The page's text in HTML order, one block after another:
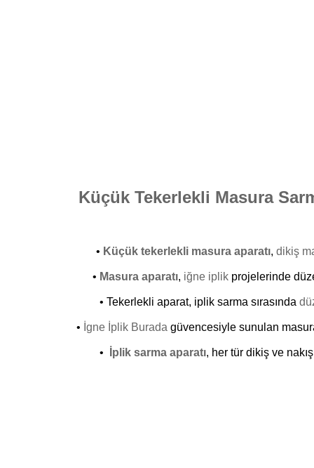
Küçük Tekerlekli Masura
• Küçük tekerlekli masura aparatı,dikiş
• Masura aparatı, iğne iplikprojelerinde
• Tekerlekli aparat, iplik sarma sırasında
• İgne İplik Burada güvencesiyle sunulan
• İplik sarma aparatı, her tür dikiş ve